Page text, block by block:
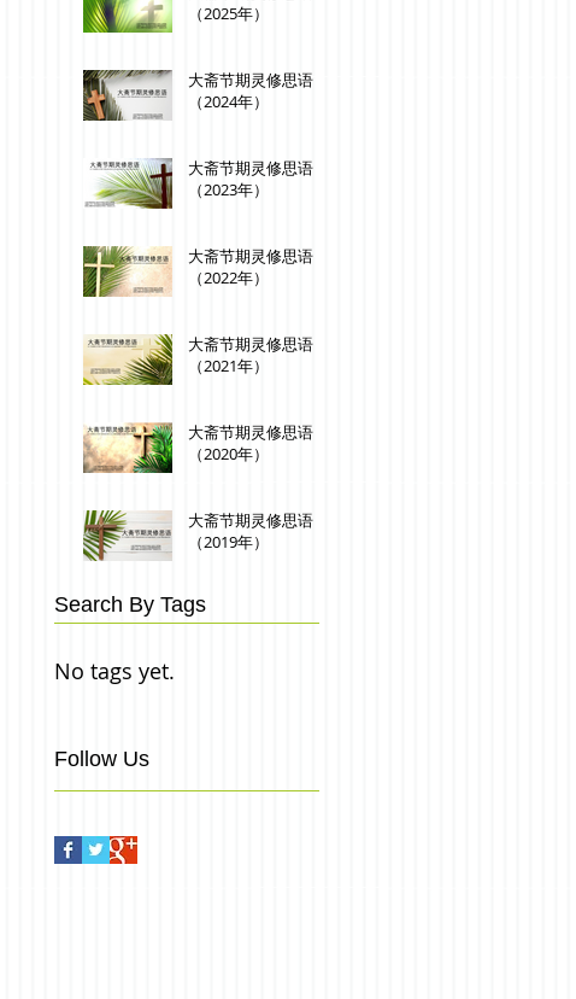
（2025年）
大斋节期灵修思语
（2024年）
大斋节期灵修思语
（2023年）
大斋节期灵修思语
（2022年）
大斋节期灵修思语
（2021年）
大斋节期灵修思语
（2020年）
大斋节期灵修思语
（2019年）
Search By Tags
No tags yet.
Follow Us